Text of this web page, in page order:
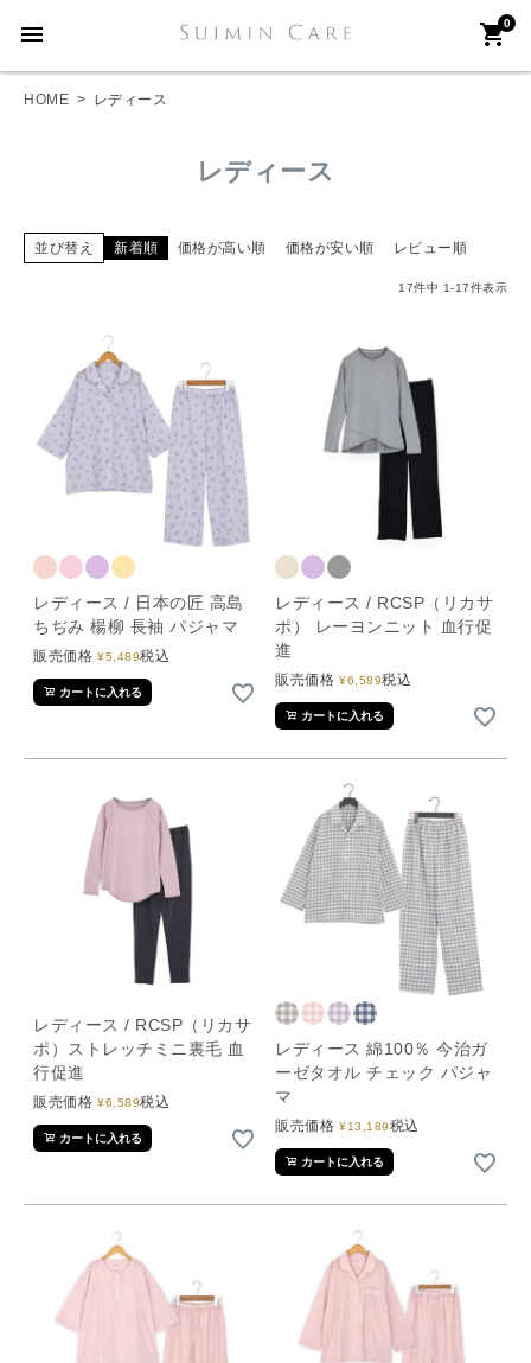
menu 0
shopping_cart
HOME レディース
レディース
並び替え 新着順 価格が高い順 価格が安い順 レビュー順
17件中 1-17件表示
レディース / 日本の匠 高島
ちぢみ 楊柳 長袖 パジャマ
販売価格 ¥5,489税込
カートに入れる
レディース / RCSP（リカサ
ポ） レーヨンニット 血行促
進
販売価格 ¥6,589税込
カートに入れる
レディース / RCSP（リカサ
ポ）ストレッチミニ裏毛 血
行促進
販売価格 ¥6,589税込
カートに入れる
レディース 綿100％ 今治ガ
ーゼタオル チェック パジャ
マ
販売価格 ¥13,189税込
カートに入れる